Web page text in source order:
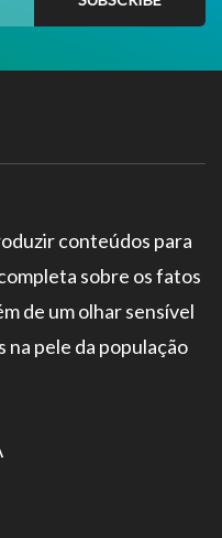
conteúdos para
sobre os fatos
de um olhar sensível
na pele da população